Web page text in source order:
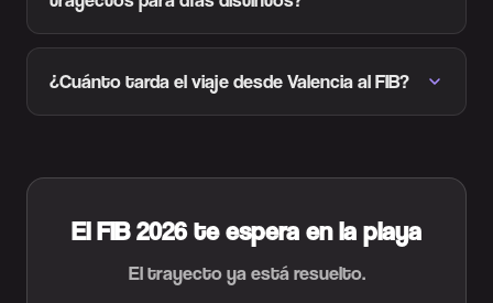
¿Cuánto tarda el viaje desde Valencia al FIB?
El FIB 2026 te espera en la playa
El trayecto ya está resuelto.